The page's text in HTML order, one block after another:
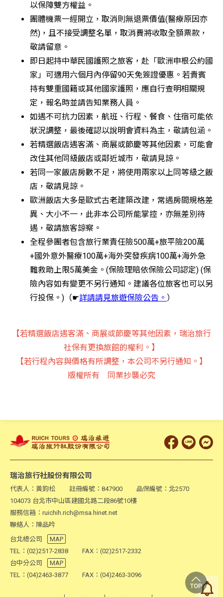
以保障雙方權益。
團體機票一經開立，取消則無退票價值(醫療原因亦
然)，且不接受調整名單，取消費將收取全額票款，
敬請留意。
即日起持中華民國護照之旅客，赴「歐洲申根公約國
家」可適用六個月內停留90天免簽證優惠。若貴賓
持有雙重國籍或其他國家護照，應自行查明相關規
定，報名時並請告知業務人員。
如遇不可抗力因素，航班、行程、餐食、住宿可能依
狀況調整，最後確認以說明會資料為主，敬請包涵。
若精選飯店遇客滿、商展或節慶等其他因素，可能會
改住其他同級飯店或鄰近城市，敬請見諒。
若同一家飯店房數不足，將使用兩家以上同等級之飯
店，敬請見諒。
歐洲飯店大多是歐式古老建築改建，常遇房間規格差
異、大小不一，此非本公司所能掌控，亦無差別待
遇，敬請旅客諒察。
全程參團者包含旅行業責任險500萬+旅平險200萬
+國外意外醫療100萬+海外突發疾病100萬+海外急
難救助上限5萬美金。(保險理賠依保險公司認定) (保
險內容如有變更不另行通知。建議各位旅客也可以另
行投保。)（☛詳請請見旅遊保險公告。 ）
【若精選飯店遇客滿、商展或節慶等其他因素，瑞治旅行
社保有更換旅館的權利。】
【若行程內容與價格有所調整，本公司不另行通知。】
版權所有 同業抄襲必究
瑞治旅行社股份有限公司
代表人：黃鈞松 註冊編號：847900
品保編號：北2570
104073 台北市中山區建國北路二段86號10樓
服務信箱：ruichih.rich@msa.hinet.net
聯絡人：陳品吟
台北總公司
MAP
TEL：(02)2517-2838
FAX：(02)2517-2332
台中分公司
MAP
TEL：(04)2463-3877
FAX：(04)2463-3096